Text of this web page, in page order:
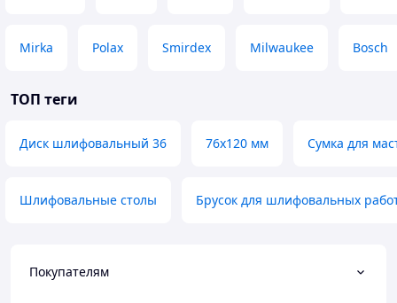
Mirka Polax Smirdex Milwaukee Bosch
ТОП теги
Диск шлифовальный 36 76x120 мм Сумка для
Шлифовальные столы Брусок для шлифовальных
Покупателям